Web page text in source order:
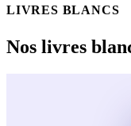
LIVRES BLANCS
Nos livres